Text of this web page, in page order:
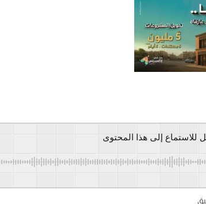
إلى هذا المحتوى